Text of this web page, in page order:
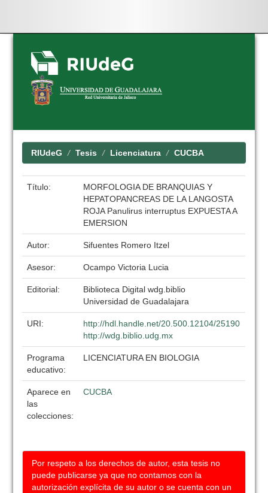
Skip
navigation
RIUdeG Tesis Licenciatura CUCBA
Título:
MORFOLOGIA DE BRANQUIAS Y
HEPATOPANCREAS DE LA LANGOSTA
ROJA Panulirus interruptus EXPUESTA A
EMERSION
Autor: Sifuentes Romero Itzel
Asesor: Ocampo Victoria Lucia
Editorial:
Biblioteca Digital wdg.biblio
Universidad de Guadalajara
URI:
http://hdl.handle.net/20.500.12104/25190
http://wdg.biblio.udg.mx
Programa
educativo:
LICENCIATURA EN BIOLOGIA
Aparece en
las
colecciones:
CUCBA
Por respeto a los derechos de autor, esta tesis no
puede publicarse ya que no contamos con la
autorización explícita de su autor o se cuenta con un